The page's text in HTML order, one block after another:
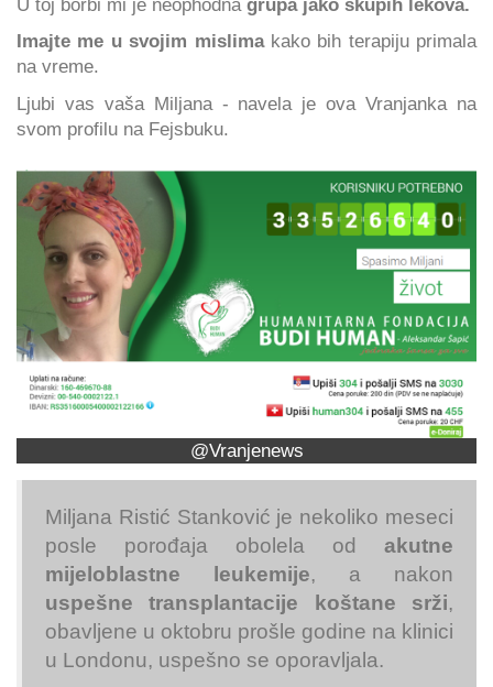
U toj borbi mi je neophodna grupa jako skupih lekova.
Imajte me u svojim mislimakako bih terapiju primala
na vreme.
Ljubi vas vaša Miljana - navela je ova Vranjanka na
svom profilu na Fejsbuku.
@Vranjenews
Miljana Ristić Stanković je nekoliko meseci
posle porođaja obolela od akutne
mijeloblastne leukemije, a nakon
uspešne
transplantacije koštane srži,
obavljene u oktobru prošle godine na klinici
u Londonu, uspešno se oporavljala.